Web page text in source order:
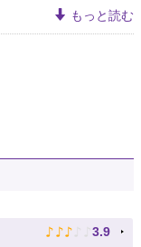
もっと読む
♪ ♪ ♪ ♪ ♪ 3.9